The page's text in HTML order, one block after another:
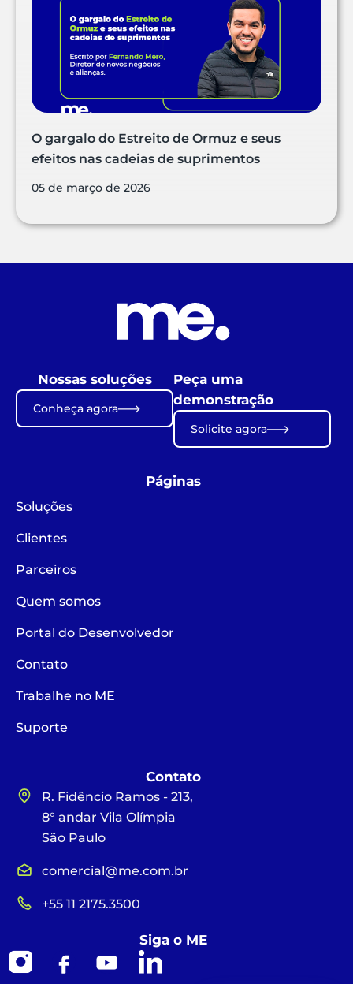
O gargalo do Estreito de Ormuz e seus
efeitos nas cadeias de suprimentos
05 de março de 2026
Nossas soluções
Conheça agora
Peça uma
demonstração
Solicite agora
Páginas
Soluções
Clientes
Parceiros
Quem somos
Portal do Desenvolvedor
Contato
Trabalhe no ME
Suporte
Contato
R. Fidêncio Ramos - 213,
8° andar Vila Olímpia
São Paulo
comercial@me.com.br
+55 11 2175.3500
Siga o ME